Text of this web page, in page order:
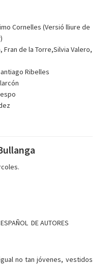
Cornelles (Versió lliure de
Fran de la Torre,Silvia Valero,
Ribelles
DE AUTORES
no tan jóvenes, vestidos